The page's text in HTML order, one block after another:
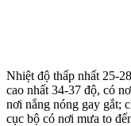
Nhiệt độ thấp nhất 25-
cao nhất 34-37 độ, có
nơi nắng nóng gay gắt;
cục bộ có nơi mưa to